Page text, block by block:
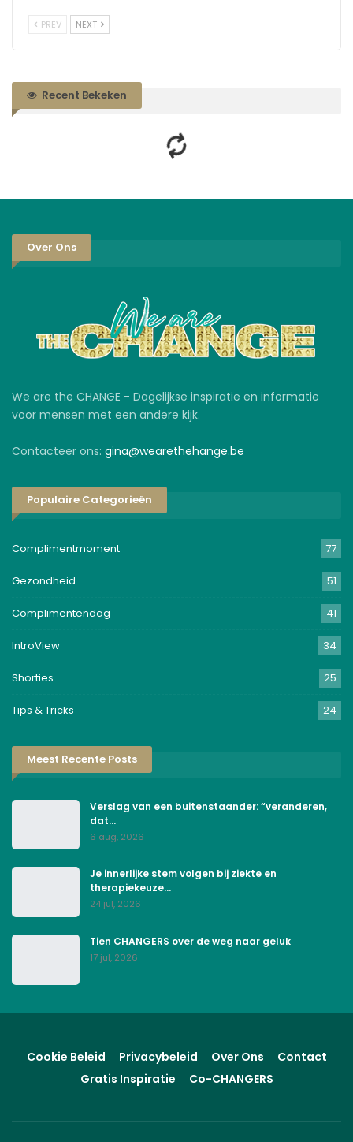
PREV NEXT
Recent Bekeken
Over Ons
We are the CHANGE - Dagelijkse inspiratie en informatie
voor mensen met een andere kijk.
Contacteer ons: gina@wearethehange.be
Populaire Categorieën
Complimentmoment 77
Gezondheid 51
Complimentendag 41
IntroView 34
Shorties 25
Tips & Tricks 24
Meest Recente Posts
Verslag van een buitenstaander: “veranderen,
dat…
6 aug, 2026
Je innerlijke stem volgen bij ziekte en
therapiekeuze…
24 jul, 2026
Tien CHANGERS over de weg naar geluk
17 jul, 2026
Cookie Beleid Privacybeleid Over Ons
Contact
Gratis Inspiratie
Co-CHANGERS